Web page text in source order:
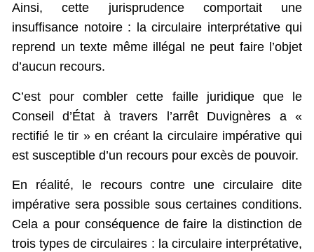
Ainsi, cette jurisprudence comportait une
insuffisance notoire : la circulaire interprétative qui
reprend un texte même illégal ne peut faire l’objet
d’aucun recours.
C’est pour combler cette faille juridique que le
Conseil d’État à travers l’arrêt Duvignères a «
rectifié le tir » en créant la circulaire impérative qui
est susceptible d’un recours pour excès de pouvoir.
En réalité, le recours contre une circulaire dite
impérative sera possible sous certaines conditions.
Cela a pour conséquence de faire la distinction de
trois types de circulaires : la circulaire interprétative,